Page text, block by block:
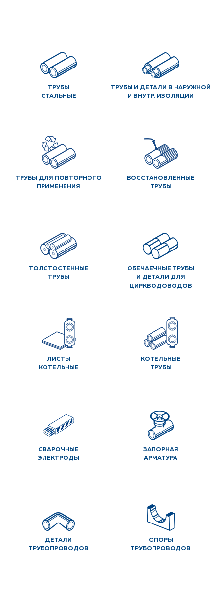
ТРУБЫ
СТАЛЬНЫЕ
ТРУБЫ И ДЕТАЛИ В НАРУЖНОЙ
И ВНУТР. ИЗОЛЯЦИИ
ТРУБЫ ДЛЯ ПОВТОРНОГО
ПРИМЕНЕНИЯ
ВОССТАНОВЛЕННЫЕ
ТРУБЫ
ТОЛСТОСТЕННЫЕ
ТРУБЫ
ОБЕЧАЕЧНЫЕ ТРУБЫ
И ДЕТАЛИ ДЛЯ
ЦИРКВОДОВОДОВ
ЛИСТЫ
КОТЕЛЬНЫЕ
КОТЕЛЬНЫЕ
ТРУБЫ
СВАРОЧНЫЕ
ЭЛЕКТРОДЫ
ЗАПОРНАЯ
АРМАТУРА
ДЕТАЛИ
ТРУБОПРОВОДОВ
ОПОРЫ
ТРУБОПРОВОДОВ